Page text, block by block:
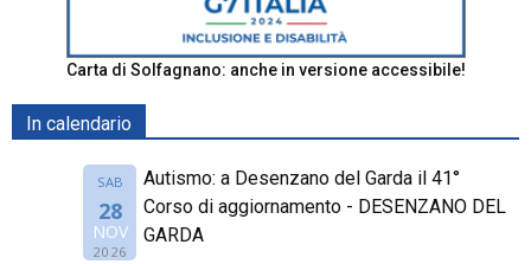
Carta di Solfagnano: anche in versione accessibile!
In calendario
SAB
28
NOV
2026
Autismo: a Desenzano del Garda il 41°
Corso di aggiornamento - DESENZANO DEL
GARDA